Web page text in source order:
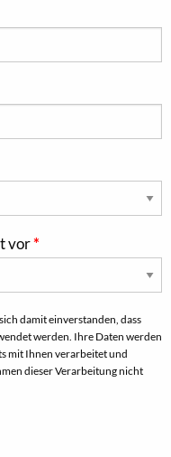
vor
damit einverstanden, dass
werden. Ihre Daten werden
mit Ihnen verarbeitet und
dieser Verarbeitung nicht